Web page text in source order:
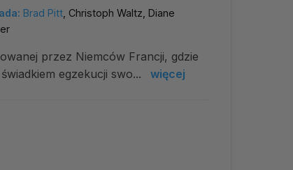
Brad Pitt , Christoph Waltz, Diane
przez Niemców Francji, gdzie
egzekucji swo...
więcej